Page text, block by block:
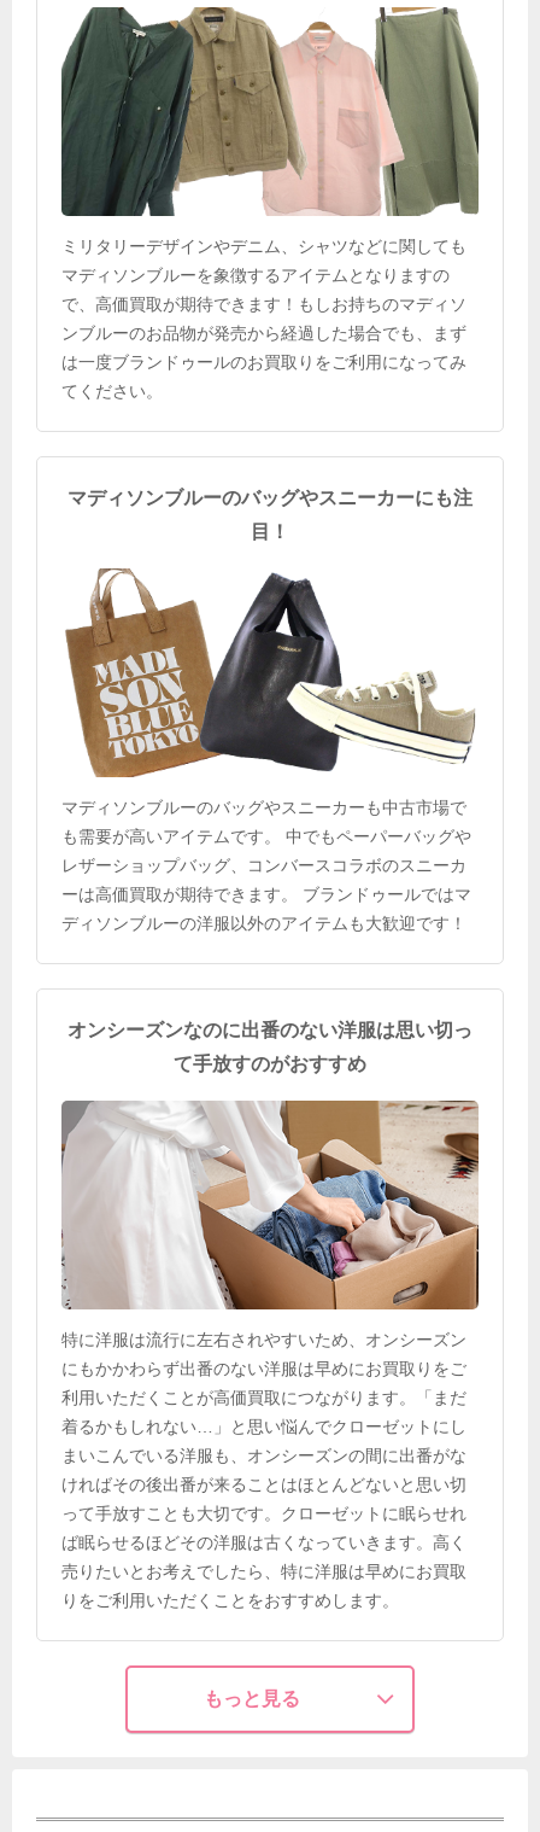
ミリタリーデザインやデニム、シャツなどに関しても
マディソンブルーを象徴するアイテムとなりますの
で、高価買取が期待できます！もしお持ちのマディソ
ンブルーのお品物が発売から経過した場合でも、まず
は一度ブランドゥールのお買取りをご利用になってみ
てください。
マディソンブルーのバッグやスニーカーにも注
目！
マディソンブルーのバッグやスニーカーも中古市場で
も需要が高いアイテムです。 中でもペーパーバッグや
レザーショップバッグ、コンバースコラボのスニーカ
ーは高価買取が期待できます。 ブランドゥールではマ
ディソンブルーの洋服以外のアイテムも大歓迎です！
オンシーズンなのに出番のない洋服は思い切っ
て手放すのがおすすめ
特に洋服は流行に左右されやすいため、オンシーズン
にもかかわらず出番のない洋服は早めにお買取りをご
利用いただくことが高価買取につながります。「まだ
着るかもしれない…」と思い悩んでクローゼットにし
まいこんでいる洋服も、オンシーズンの間に出番がな
ければその後出番が来ることはほとんどないと思い切
って手放すことも大切です。クローゼットに眠らせれ
ば眠らせるほどその洋服は古くなっていきます。高く
売りたいとお考えでしたら、特に洋服は早めにお買取
りをご利用いただくことをおすすめします。
もっと見る